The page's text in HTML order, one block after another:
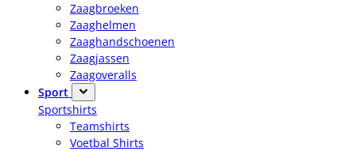
Zaagbroeken
Zaaghelmen
Zaaghandschoenen
Zaagjassen
Zaagoveralls
Sport
Sportshirts
Teamshirts
Voetbal Shirts